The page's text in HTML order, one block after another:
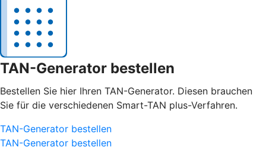
TAN-Generator bestellen
Bestellen Sie hier Ihren TAN-Generator. Diesen brauchen
Sie für die verschiedenen Smart-TAN plus-Verfahren.
TAN-Generator bestellen
TAN-Generator bestellen